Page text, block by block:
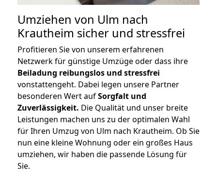
Umziehen von Ulm nach
Krautheim sicher und stressfrei
Profitieren Sie von unserem erfahrenen
Netzwerk für günstige Umzüge oder dass ihre
Beiladung reibungslos und stressfrei
vonstattengeht. Dabei legen unsere Partner
besonderen Wert aufSorgfalt und
Zuverlässigkeit. Die Qualität und unser breite
Leistungen machen uns zu der optimalen Wahl
für Ihren Umzug von Ulm nach Krautheim. Ob Sie
nun eine kleine Wohnung oder ein großes Haus
umziehen, wir haben die passende Lösung für
Sie.